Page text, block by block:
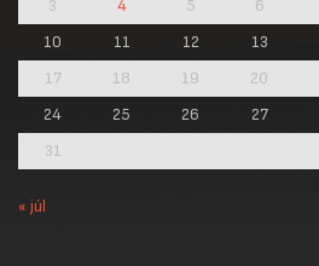
3
4 5 6
10
11 12 13
17
18 19 20
24
25 26 27
31
« júl